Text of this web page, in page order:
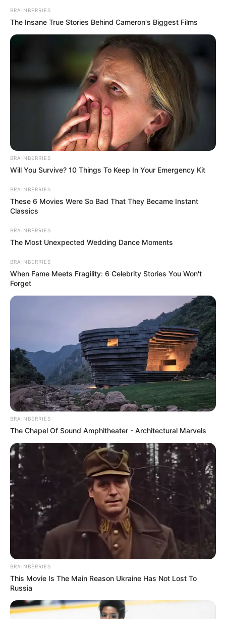
BRAINBERRIES
The Insane True Stories Behind Cameron's Biggest Films
BRAINBERRIES
Will You Survive? 10 Things To Keep In Your Emergency Kit
BRAINBERRIES
These 6 Movies Were So Bad That They Became Instant
Classics
BRAINBERRIES
The Most Unexpected Wedding Dance Moments
BRAINBERRIES
When Fame Meets Fragility: 6 Celebrity Stories You Won't
Forget
BRAINBERRIES
The Chapel Of Sound Amphitheater - Architectural Marvels
BRAINBERRIES
This Movie Is The Main Reason Ukraine Has Not Lost To
Russia